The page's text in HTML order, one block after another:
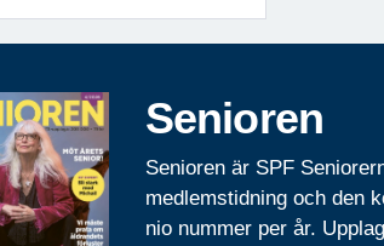
Senioren
Senioren är SPF
medlemstidning och den
nio nummer per år.